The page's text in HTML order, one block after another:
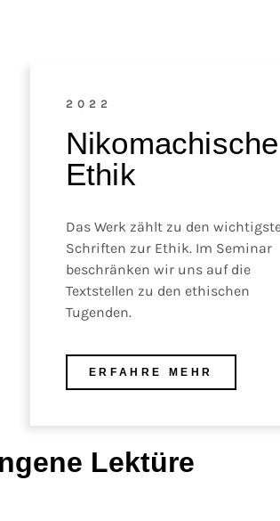
2022
Nikomachische
Ethik
Das Werk zählt zu den
Schriften zur Ethik. Im Seminar
beschränken wir uns auf die
Textstellen zu den ethischen
Tugenden.
ERFAHRE MEHR
Lektüre